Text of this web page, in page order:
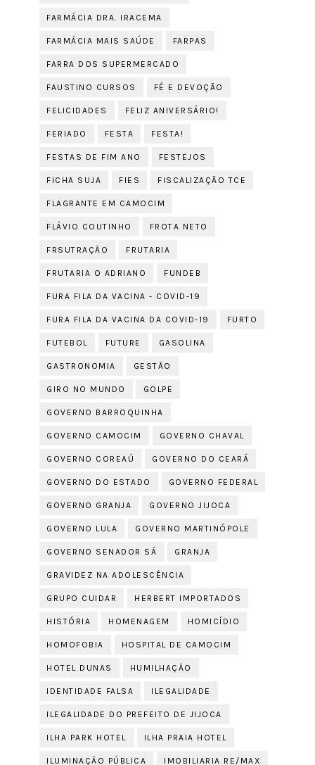
FARMÁCIA DRA. IRACEMA
FARMÁCIA MAIS SAÚDE FARPAS
FARRA DOS SUPERMERCADO
FAUSTINO CURSOS FÉ E DEVOÇÃO
FELICIDADES FELIZ ANIVERSÁRIO!
FERIADO FESTA FESTA!
FESTAS DE FIM ANO FESTEJOS
FICHA SUJA FIES FISCALIZAÇÃO TCE
FLAGRANTE EM CAMOCIM
FLÁVIO COUTINHO FROTA NETO
FRSUTRAÇÃO FRUTARIA
FRUTARIA O ADRIANO FUNDEB
FURA FILA DA VACINA - COVID-19
FURA FILA DA VACINA DA COVID-19 FURTO
FUTEBOL FUTURE GASOLINA
GASTRONOMIA GESTÃO
GIRO NO MUNDO GOLPE
GOVERNO BARROQUINHA
GOVERNO CAMOCIM GOVERNO CHAVAL
GOVERNO COREAÚ GOVERNO DO CEARÁ
GOVERNO DO ESTADO GOVERNO FEDERAL
GOVERNO GRANJA GOVERNO JIJOCA
GOVERNO LULA GOVERNO MARTINÓPOLE
GOVERNO SENADOR SÁ GRANJA
GRAVIDEZ NA ADOLESCÊNCIA
GRUPO CUIDAR HERBERT IMPORTADOS
HISTÓRIA HOMENAGEM HOMICÍDIO
HOMOFOBIA HOSPITAL DE CAMOCIM
HOTEL DUNAS HUMILHAÇÃO
IDENTIDADE FALSA ILEGALIDADE
ILEGALIDADE DO PREFEITO DE JIJOCA
ILHA PARK HOTEL ILHA PRAIA HOTEL
ILUMINAÇÃO PÚBLICA IMOBILIARIA RE/MAX